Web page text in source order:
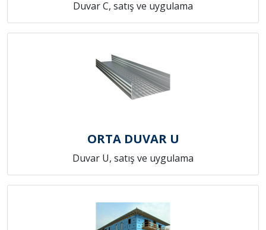
Duvar C, satış ve uygulama
ORTA DUVAR U
Duvar U, satış ve uygulama